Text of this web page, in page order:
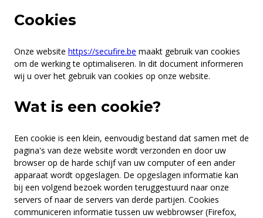
Cookies
Onze website https://secufire.be maakt gebruik van cookies
om de werking te optimaliseren. In dit document informeren
wij u over het gebruik van cookies op onze website.
Wat is een cookie?
Een cookie is een klein, eenvoudig bestand dat samen met de
pagina's van deze website wordt verzonden en door uw
browser op de harde schijf van uw computer of een ander
apparaat wordt opgeslagen. De opgeslagen informatie kan
bij een volgend bezoek worden teruggestuurd naar onze
servers of naar de servers van derde partijen. Cookies
communiceren informatie tussen uw webbrowser (Firefox,